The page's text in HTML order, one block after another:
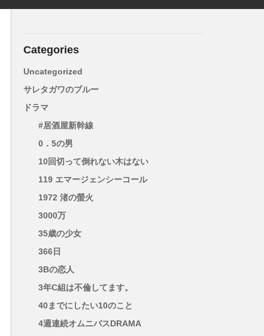
Categories
Uncategorized
サレタガワのブルー
ドラマ
#居酒屋新幹線
0．5の男
10回切って倒れない木はない
119 エマージェンシーコール
1972 渚の螢火
3000万
35歳の少女
366日
3Bの恋人
3年C組は不倫してます。
40までにしたい10のこと
4週連続オムニバスDRAMA